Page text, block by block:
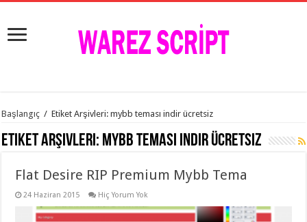
istanbul
evden
eve
organizasyon,
evden
taşımacılık,
Başlangıç / Etiket Arşivleri: mybb teması indir ücretsiz
Etiket Arşivleri: mybb teması indir ücretsiz
Flat Desire RIP Premium Mybb Tema
24 Haziran 2015 Hiç Yorum Yok